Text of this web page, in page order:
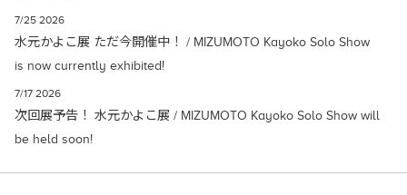
7/25 2026
水元かよこ展 ただ今開催中！ / MIZUMOTO Kayoko Solo Show
is now currently exhibited!
7/17 2026
次回展予告！ 水元かよこ展 / MIZUMOTO Kayoko Solo Show will
be held soon!